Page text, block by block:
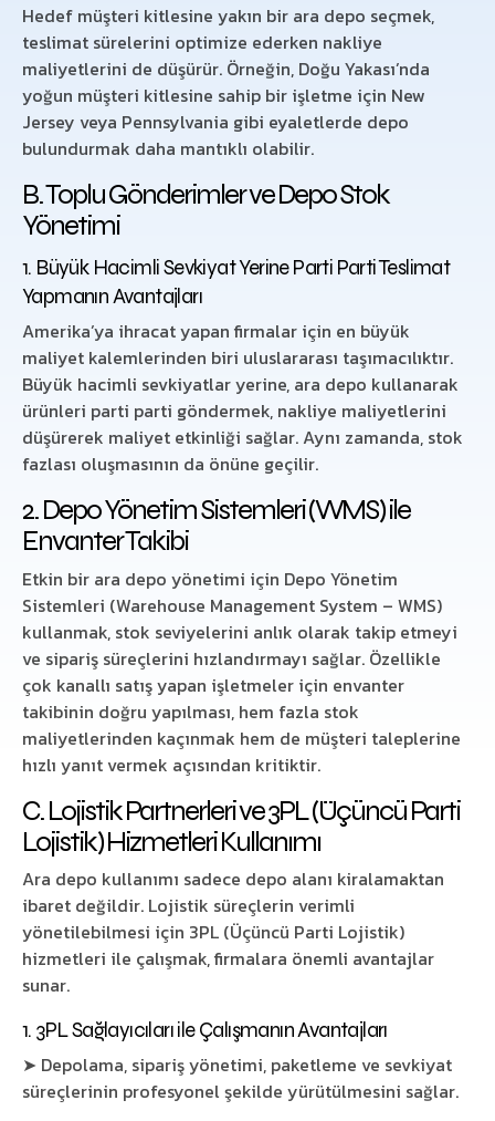
Hedef müşteri kitlesine yakın bir ara depo seçmek,
teslimat sürelerini optimize ederken nakliye
maliyetlerini de düşürür. Örneğin, Doğu Yakası’nda
yoğun müşteri kitlesine sahip bir işletme için New
Jersey veya Pennsylvania gibi eyaletlerde depo
bulundurmak daha mantıklı olabilir.
B. Toplu Gönderimler ve Depo Stok
Yönetimi
1. Büyük Hacimli Sevkiyat Yerine Parti Parti Teslimat
Yapmanın Avantajları
Amerika’ya ihracat yapan firmalar için en büyük
maliyet kalemlerinden biri uluslararası taşımacılıktır.
Büyük hacimli sevkiyatlar yerine, ara depo kullanarak
ürünleri parti parti göndermek, nakliye maliyetlerini
düşürerek maliyet etkinliği sağlar. Aynı zamanda, stok
fazlası oluşmasının da önüne geçilir.
2. Depo Yönetim Sistemleri (WMS) ile
Envanter Takibi
Etkin bir ara depo yönetimi için Depo Yönetim
Sistemleri (Warehouse Management System – WMS)
kullanmak, stok seviyelerini anlık olarak takip etmeyi
ve sipariş süreçlerini hızlandırmayı sağlar. Özellikle
çok kanallı satış yapan işletmeler için envanter
takibinin doğru yapılması, hem fazla stok
maliyetlerinden kaçınmak hem de müşteri taleplerine
hızlı yanıt vermek açısından kritiktir.
C. Lojistik Partnerleri ve 3PL (Üçüncü Parti
Lojistik) Hizmetleri Kullanımı
Ara depo kullanımı sadece depo alanı kiralamaktan
ibaret değildir. Lojistik süreçlerin verimli
yönetilebilmesi için 3PL (Üçüncü Parti Lojistik)
hizmetleri ile çalışmak, firmalara önemli avantajlar
sunar.
1. 3PL Sağlayıcıları ile Çalışmanın Avantajları
➤ Depolama, sipariş yönetimi, paketleme ve sevkiyat
süreçlerinin profesyonel şekilde yürütülmesini sağlar.